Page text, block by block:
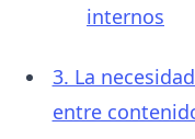
internos
3. La
entre